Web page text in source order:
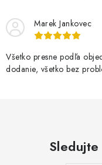
Marek Jankovec
Všetko presne podľa
dodanie, všetko bez